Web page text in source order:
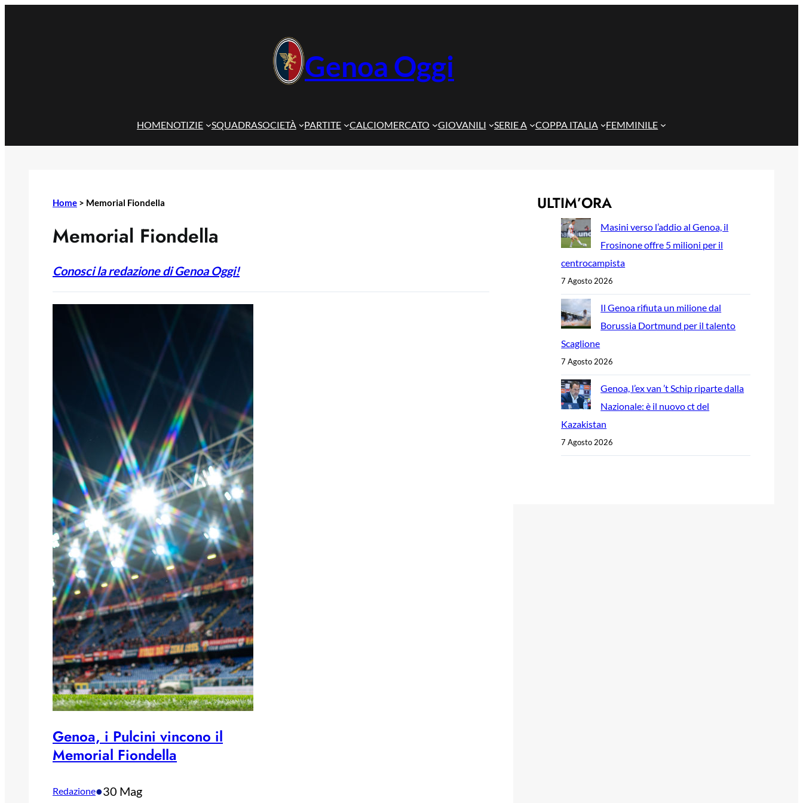
Genoa Oggi
HOMENOTIZIE SQUADRASOCIETÀ PARTITE CALCIOMERCATO GIOVANILI SERIE A COPPA ITALIA FEMMINILE
Home > Memorial Fiondella
Memorial Fiondella
Conosci la redazione di Genoa Oggi!
Genoa, i Pulcini vincono il
Memorial Fiondella
Redazione•30 Mag
ULTIM’ORA
Masini verso l’addio al Genoa, il
Frosinone offre 5 milioni per il
centrocampista
7 Agosto 2026
Il Genoa rifiuta un milione dal
Borussia Dortmund per il talento
Scaglione
7 Agosto 2026
Genoa, l’ex van ’t Schip riparte dalla
Nazionale: è il nuovo ct del
Kazakistan
7 Agosto 2026